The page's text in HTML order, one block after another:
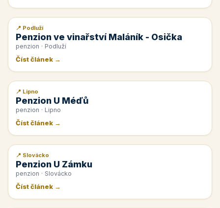
📰 PR článek
📍 Podluží
Penzion ve vinařství Maláník - Osička
penzion · Podluží
Číst článek →
📰 PR článek
📍 Lipno
Penzion U Méďů
penzion · Lipno
Číst článek →
📰 PR článek
📍 Slovácko
Penzion U Zámku
penzion · Slovácko
Číst článek →